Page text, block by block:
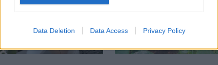
Data Deletion Data Access Privacy Policy